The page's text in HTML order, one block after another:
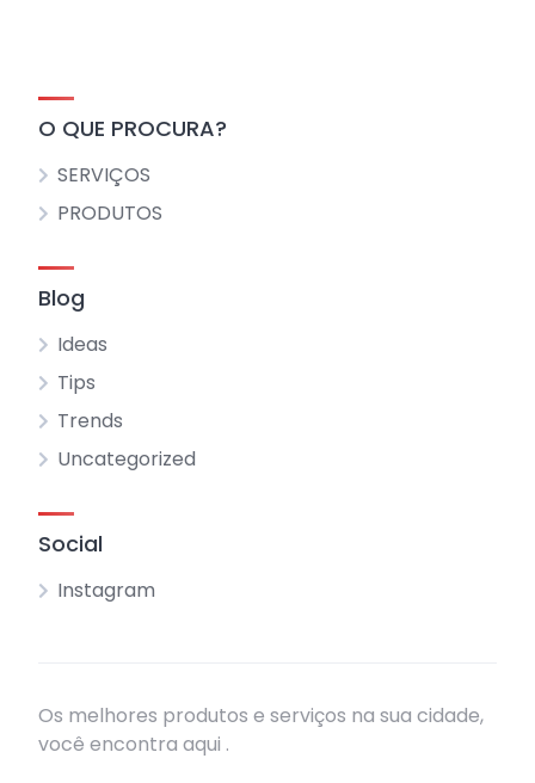
O QUE PROCURA?
SERVIÇOS
PRODUTOS
Blog
Ideas
Tips
Trends
Uncategorized
Social
Instagram
Os melhores produtos e serviços na sua cidade,
você encontra aqui .